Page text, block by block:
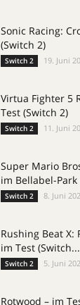
Sonic Racing:
(Switch 2)
Switch 2 19. Juni
Virtua Fighter 5
Test (Switch 2)
Switch 2 11. Juni
Super Mario
im Bellabel-Park
Switch 2 8. Juni
Rushing Beat
im Test (Switch...
Switch 2 5. Juni
Rotwood – im